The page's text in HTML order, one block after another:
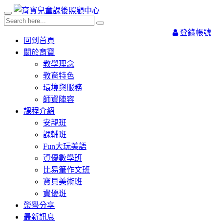
登錄帳號
回到首頁
關於育寶
教學理念
教育特色
環境與服務
師資陣容
課程介紹
安親班
課輔班
Fun大玩美語
資優數學班
比易筆作文班
寶貝美術班
資優班
榮譽分享
最新訊息